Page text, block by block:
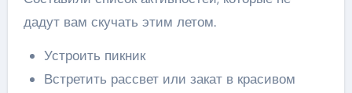
дадут вам скучать этим летом.
Устроить пикник
Встретить рассвет или закат в красивом